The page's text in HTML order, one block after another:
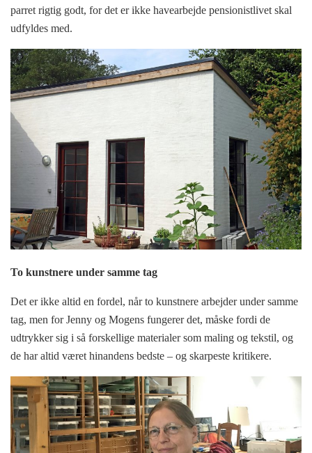
parret rigtig godt, for det er ikke havearbejde pensionistlivet skal
udfyldes med.
To kunstnere under samme tag
Det er ikke altid en fordel, når to kunstnere arbejder under samme
tag, men for Jenny og Mogens fungerer det, måske fordi de
udtrykker sig i så forskellige materialer som maling og tekstil, og
de har altid været hinandens bedste – og skarpeste kritikere.